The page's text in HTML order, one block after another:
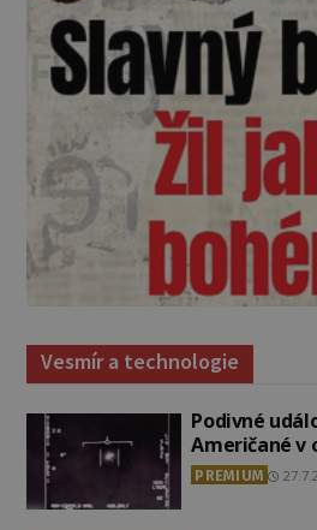
Vesmír a technologie
Podivné
Američané v
PREMIUM